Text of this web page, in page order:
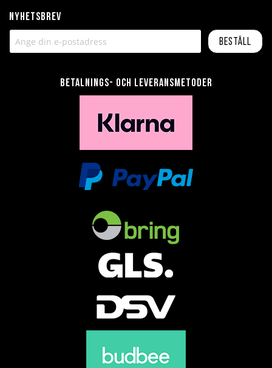
Nyhetsbrev
Beställ
Betalnings- och leveransmetoder